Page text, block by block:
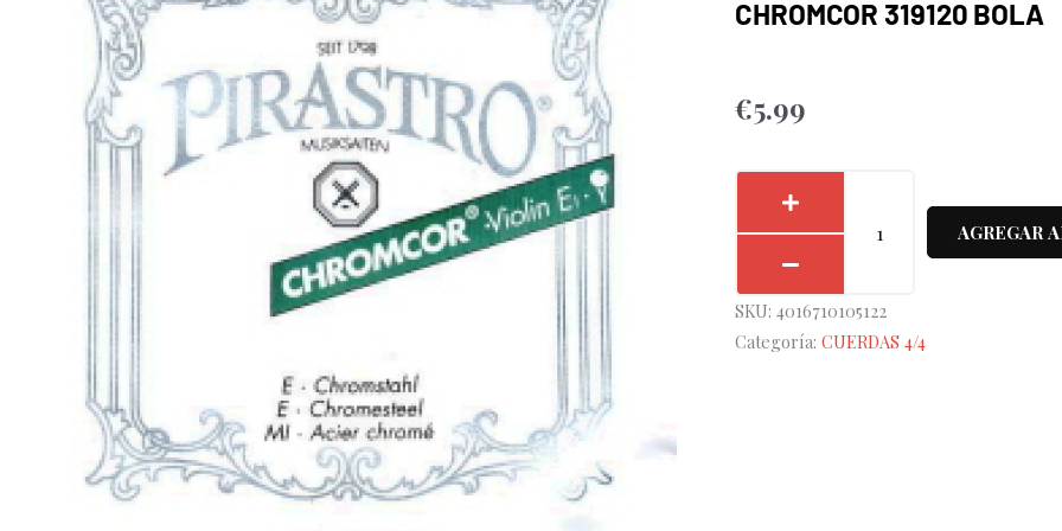
CHROMCOR 319120 BOLA
€5.99
4/4
Pirastro
AGREGAR
SKU: 4016710105122
Categoría: CUERDAS 4/4